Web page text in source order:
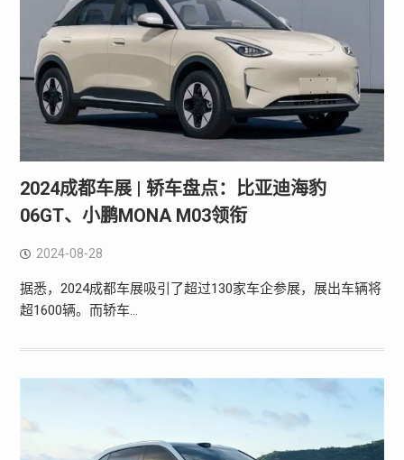
2024成都车展 | 轿车盘点：比亚迪海豹
06GT、小鹏MONA M03领衔
2024-08-28
据悉，2024成都车展吸引了超过130家车企参展，展出车辆将
超1600辆。而轿车…